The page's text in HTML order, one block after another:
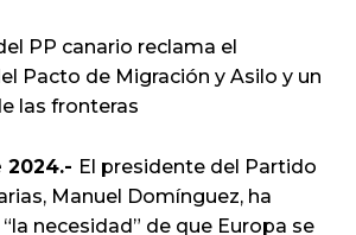
PP canario reclama el
Pacto de Migración y Asilo y un
las fronteras
2024.- El presidente del Partido
Manuel Domínguez, ha
necesidad” de que Europa se